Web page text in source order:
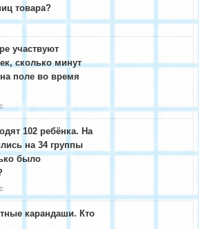
товара?
участвуют
сколько минут
поле во время
102 ребёнка. На
на 34 группы
было
карандаши. Кто